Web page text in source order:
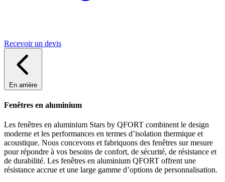
Recevoir un devis
En arrière
Fenêtres en aluminium
Les fenêtres en aluminium Stars by QFORT combinent le design
moderne et les performances en termes d’isolation thermique et
acoustique. Nous concevons et fabriquons des fenêtres sur mesure
pour répondre à vos besoins de confort, de sécurité, de résistance et
de durabilité. Les fenêtres en aluminium QFORT offrent une
résistance accrue et une large gamme d’options de personnalisation.